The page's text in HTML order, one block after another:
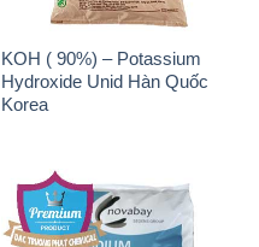
KOH ( 90%) – Potassium
Hydroxide Unid Hàn Quốc
Korea